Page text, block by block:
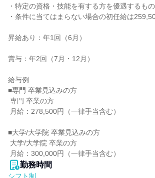
・特定の資格・技能を有する方を優遇するもの
・条件に当てはまらない場合の初任給は
昇給あり：年1回（6月）
賞与：年2回（7月・12月）
給与例
■専門 卒業見込みの方
■大学/大学院 卒業見込みの方
月給：300,000円（一律手当含む）
勤務時間
シフト制